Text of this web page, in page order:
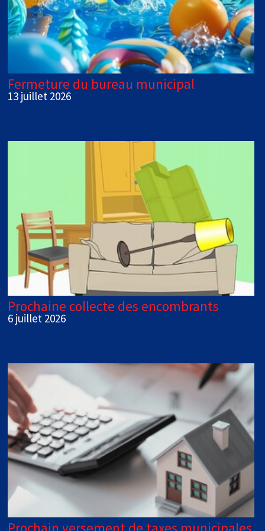
Fermeture du bureau municipal
13 juillet 2026
Prochaine collecte des encombrants
6 juillet 2026